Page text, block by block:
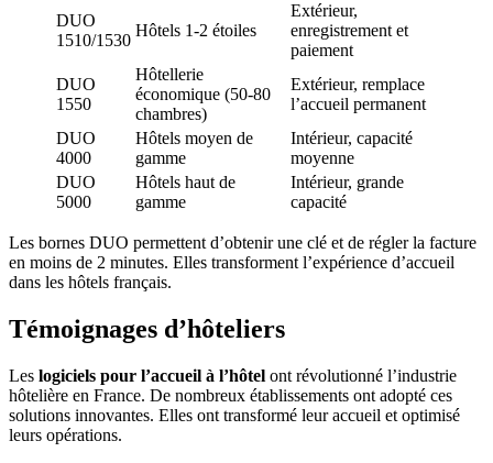
DUO
1510/1530
Hôtels 1-2 étoiles
Extérieur,
enregistrement et
paiement
DUO
1550
Hôtellerie
économique (50-80
chambres)
Extérieur, remplace
l’accueil permanent
DUO
4000
Hôtels moyen de
gamme
Intérieur, capacité
moyenne
DUO
5000
Hôtels haut de
gamme
Intérieur, grande
capacité
Les bornes DUO permettent d’obtenir une clé et de régler la facture
en moins de 2 minutes. Elles transforment l’expérience d’accueil
dans les hôtels français.
Témoignages d’hôteliers
Les logiciels pour l’accueil à l’hôtel ont révolutionné l’industrie
hôtelière en France. De nombreux établissements ont adopté ces
solutions innovantes. Elles ont transformé leur accueil et optimisé
leurs opérations.